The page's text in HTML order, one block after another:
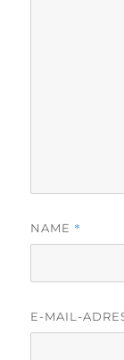
NAME *
E-MAIL-